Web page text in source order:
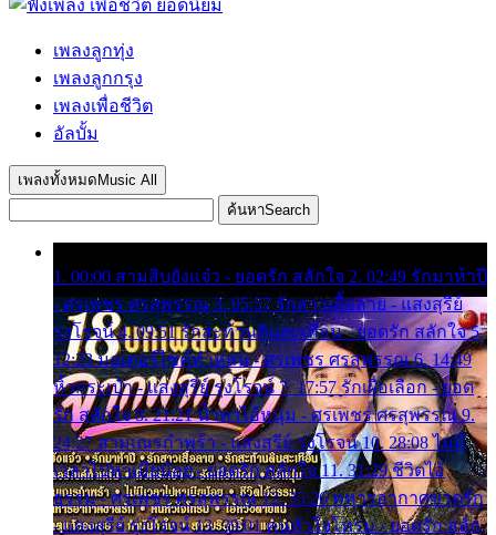
เพลงลูกทุ่ง
เพลงลูกกรุง
เพลงเพื่อชีวิต
อัลบั้ม
เพลงทั้งหมด Music All
ค้นหาSearch
1. 00:00 สามสิบยังแจ๋ว - ยอดรัก สลักใจ 2. 02:49 รักมาห้าปี
- ศรเพชร ศรสุพรรณ 3. 05:57 รักสาวเสื้อลาย - แสงสุรีย์
รุ่งโรจน์ 4. 09:51 รักสะท้านดินสะเทือน - ยอดรัก สลักใจ 5.
12:23 มอเตอร์ไซค์ทำหล่น - ศรเพชร ศรสุพรรณ 6. 14:49
หิ้วกระเป๋า - แสงสุรีย์ รุ่งโรจน์ 7. 17:57 รักเผื่อเลือก - ยอด
รัก สลักใจ 8. 21:21 น้ำตาไอ้หนุ่ม - ศรเพชร ศรสุพรรณ 9.
24:27 สามเณรกำพร้า - แสงสุรีย์ รุ่งโรจน์ 10. 28:08 ไม่มี
เวลาไปหาเมียน้อย - ยอดรัก สลักใจ 11. 31:29 ชีวิตไอ้
ธรรม - ศรเพชร ศรสุพรรณ 12. 35:26 ทหารอากาศขาดรัก
- แสงสุรีย์ รุ่งโรจน์ 13. 39:01 คนหัวใจโทรม - ยอดรัก สลัก